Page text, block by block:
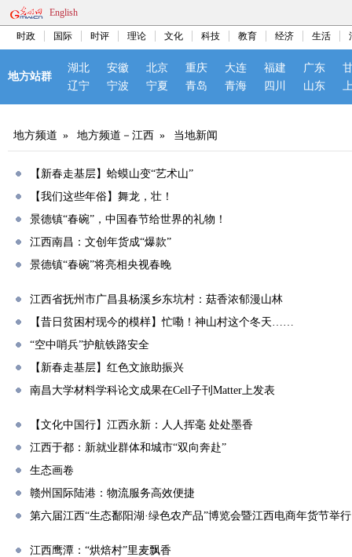
English
时政 国际 时评 理论 文化 科技 教育 经济 生活
地方站群
湖北 安徽 北京 重庆 大连 福建 广东
辽宁
宁波 宁夏 青岛 青海 四川 山东
地方频道 » 地方频道－江西 » 当地新闻
【新春走基层】蛤蟆山变“艺术山”
【我们这些年俗】舞龙，壮！
景德镇“春碗”，中国春节给世界的礼物！
江西南昌：文创年货成“爆款”
景德镇“春碗”将亮相央视春晚
江西省抚州市广昌县杨溪乡东坑村：菇香浓郁漫山林
【昔日贫困村现今的模样】忙嘞！神山村这个冬天……
“空中哨兵”护航铁路安全
【新春走基层】红色文旅助振兴
南昌大学材料学科论文成果在Cell子刊Matter上发表
【文化中国行】江西永新：人人挥毫 处处墨香
江西于都：新就业群体和城市“双向奔赴”
生态画卷
赣州国际陆港：物流服务高效便捷
第六届江西“生态鄱阳湖·绿色农产品”博览会暨江西电商年货节举行
江西鹰潭：“烘焙村”里麦飘香